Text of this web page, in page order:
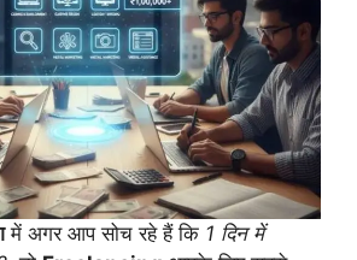
में अगर आप सोच रहे हैं कि 1 दिन में